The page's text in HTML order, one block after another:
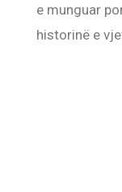
e munguar
historinë e